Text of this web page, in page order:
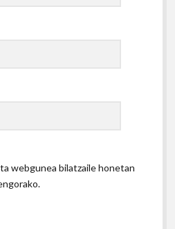
webgunea bilatzaile honetan